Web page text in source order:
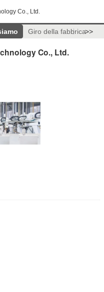
Co., Ltd.
Giro della fabbrica>>
Co., Ltd.